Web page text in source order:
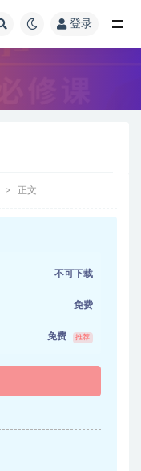
登录
正文
不可下载
免费
免费 推荐